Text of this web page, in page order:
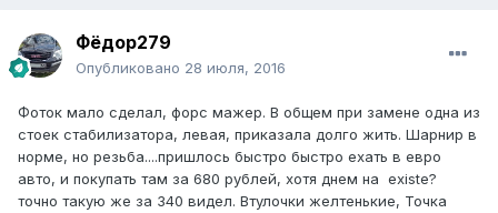
Фёдор279
Опубликовано 28 июля, 2016
Фоток мало сделал, форс мажер. В общем при замене одна из
стоек стабилизатора, левая, приказала долго жить. Шарнир в
норме, но резьба....пришлось быстро быстро ехать в евро
авто, и покупать там за 680 рублей, хотя днем на existe?
точно такую же за 340 видел. Втулочки желтенькие, Точка